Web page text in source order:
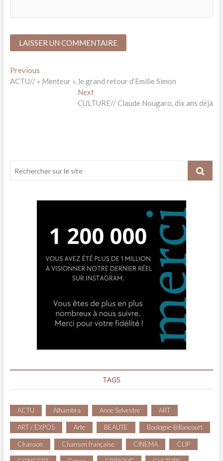
Navigation
de
PreviousPrevious
post:
ACTU// « Menteur », le grand retour d’Emilie Simon
NextNext
post:
CULTURE// Claude Nougaro, dix ans déjà
TAGS
ACTU Alhambra Anne Sylvestre ART
ART / EXPOS Arte BEAUTE Boulogne-Billancourt
Chanson Chanson française CINEMA CLIP